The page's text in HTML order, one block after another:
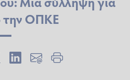
την ΟΠΚΕ